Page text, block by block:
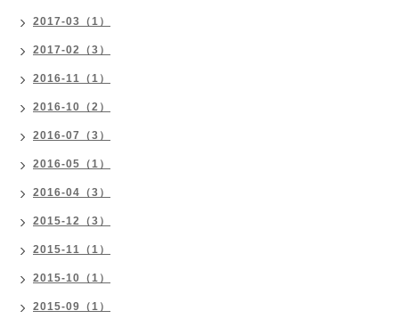
2017-03（1）
2017-02（3）
2016-11（1）
2016-10（2）
2016-07（3）
2016-05（1）
2016-04（3）
2015-12（3）
2015-11（1）
2015-10（1）
2015-09（1）